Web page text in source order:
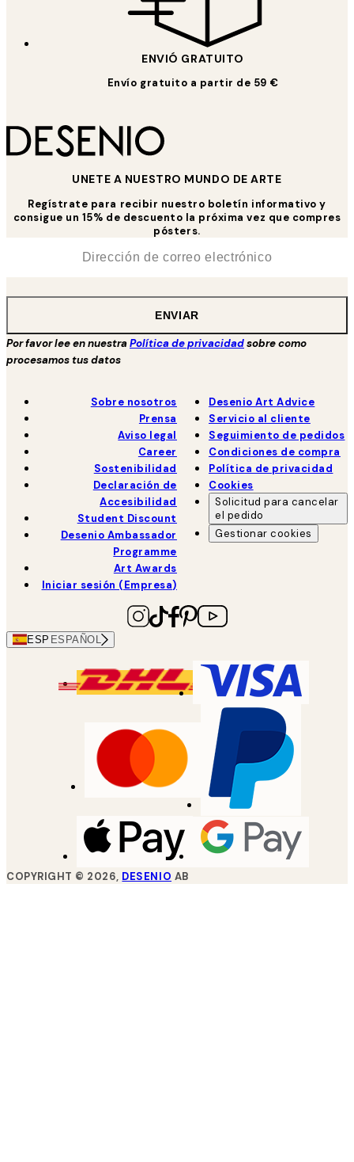
ENVIÓ GRATUITO
Envío gratuito a partir de 59 €
UNETE A NUESTRO MUNDO DE ARTE
Regístrate para recibir nuestro boletín informativo y
consigue un 15% de descuento la próxima vez que compres
pósters.
ENVIAR
Por favor lee en nuestraPolítica de privacidadsobre como
procesamos tus datos
Sobre nosotros
Prensa
Aviso legal
Career
Sostenibilidad
Declaración de
Accesibilidad
Student Discount
Desenio Ambassador
Programme
Art Awards
Iniciar sesión (Empresa)
Desenio Art Advice
Servicio al cliente
Seguimiento de pedidos
Condiciones de compra
Política de privacidad
Cookies
Solicitud para cancelar
el pedido
Gestionar cookies
ESP ESPAÑOL
COPYRIGHT © 2026, DESENIO AB